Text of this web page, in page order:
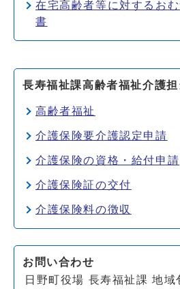
在宅高齢者等に対するお
書
長寿福祉課高齢者福祉介護担
高齢者福祉
介護保険要介護認定申請
介護保険の資格・給付申請
介護保険証の交付
介護保険料の徴収
お問い合わせ
日野町役場 長寿福祉課 地域